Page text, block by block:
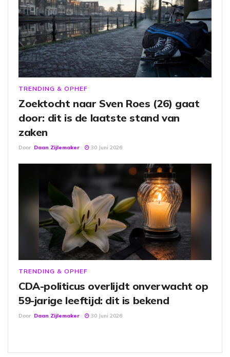
TRENDING & OPHEF
Zoektocht naar Sven Roes (26) gaat
door: dit is de laatste stand van
zaken
Door Daan Zijlemaker 30 Juni 2026
TRENDING & OPHEF
CDA-politicus overlijdt onverwacht op
59-jarige leeftijd: dit is bekend
Door Daan Zijlemaker 30 Juni 2026